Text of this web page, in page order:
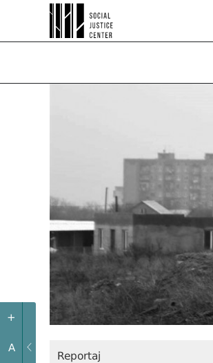
+
A
Reportaj